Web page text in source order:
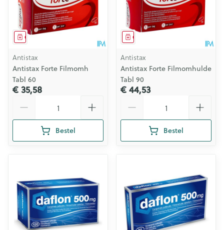
Geneesmiddel
Antistax
Antistax Forte Filmomh
Tabl 60
€ 35,58
Bestel
Geneesmiddel
Antistax
Antistax Forte Filmomhulde
Tabl 90
€ 44,53
Bestel